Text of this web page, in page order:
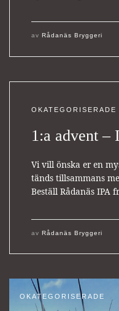
av Rådanäs Bryggeri
OKATEGORISERADE
1:a advent –
Vi vill önska er en
tänds tillsammans
Beställ Rådanäs IPA
av Rådanäs Bryggeri
OKATEGORISERADE